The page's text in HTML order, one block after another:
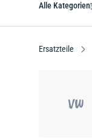
Alle Kategorien
Ersatzteile
VW